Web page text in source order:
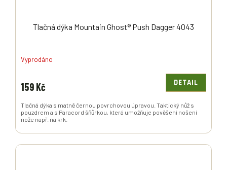
Tlačná dýka Mountain Ghost® Push Dagger 4043
Vyprodáno
159 Kč DETAIL
Tlačná dýka s matně černou povrchovou úpravou. Taktický nůž s
pouzdrem a s Paracord šňůrkou, která umožňuje pověšení nošení
nože např. na krk.